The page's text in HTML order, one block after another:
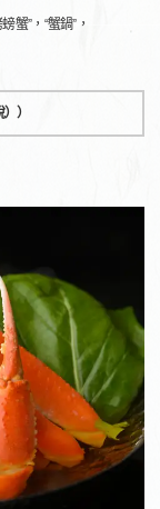
蟹”，“蟹鍋”，
）